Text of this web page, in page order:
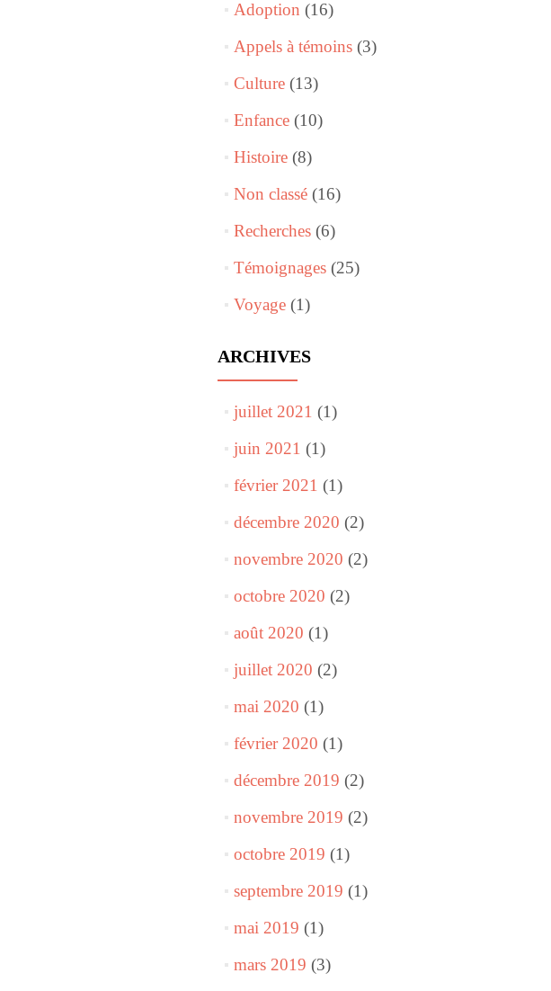
Adoption (16)
Appels à témoins(3)
Culture(13)
Enfance(10)
Histoire(8)
Non classé(16)
Recherches(6)
Témoignages(25)
Voyage(1)
ARCHIVES
juillet 2021 (1)
juin 2021 (1)
février 2021 (1)
décembre 2020 (2)
novembre 2020 (2)
octobre 2020 (2)
août 2020 (1)
juillet 2020 (2)
mai 2020 (1)
février 2020 (1)
décembre 2019 (2)
novembre 2019 (2)
octobre 2019 (1)
septembre 2019 (1)
mai 2019 (1)
mars 2019 (3)